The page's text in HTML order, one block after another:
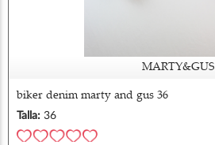
MARTY&GUS
biker denim marty and gus 36
Talla: 36